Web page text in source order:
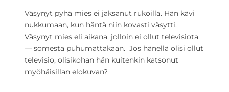
Väsynyt pyhä mies ei jaksanut rukoilla. Hän kävi
nukkumaan, kun häntä niin kovasti väsytti.
Väsynyt mies eli aikana, jolloin ei ollut televisiota
— somesta puhumattakaan. Jos hänellä olisi ollut
televisio, olisikohan hän kuitenkin katsonut
myöhäisillan elokuvan?